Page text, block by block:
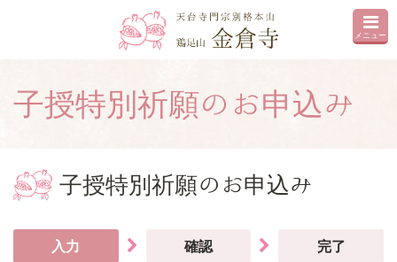
メニュー
子授特別祈願のお申込み
子授特別祈願のお申込み
入力 確認 完了